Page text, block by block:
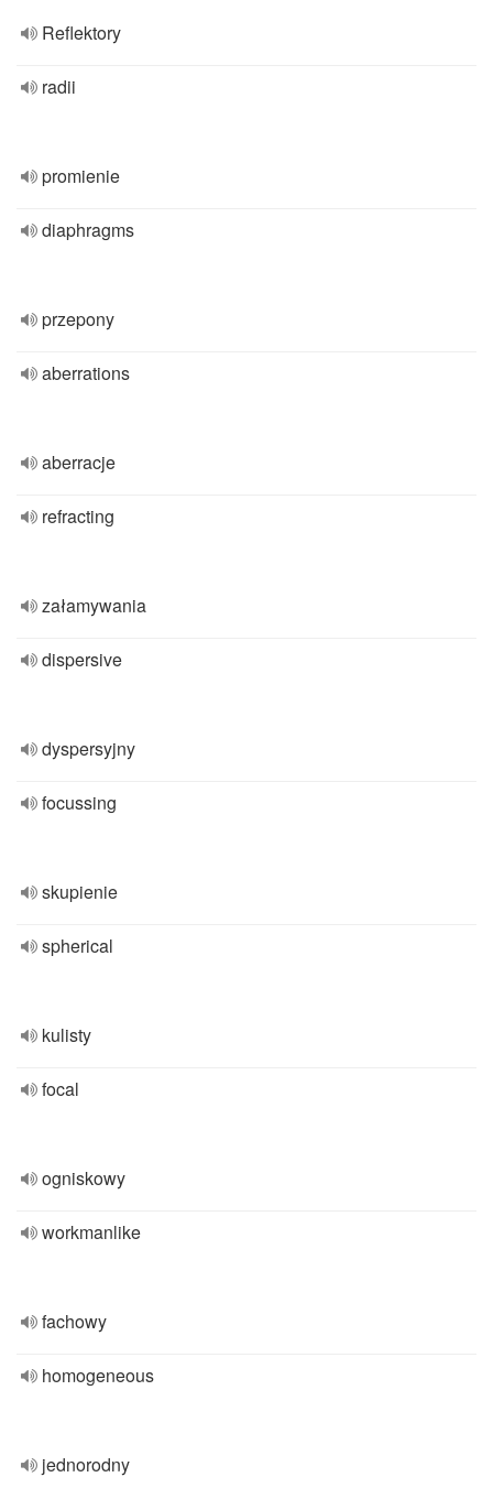
Reflektory
radii
promienie
diaphragms
przepony
aberrations
aberracje
refracting
załamywania
dispersive
dyspersyjny
focussing
skupienie
spherical
kulisty
focal
ogniskowy
workmanlike
fachowy
homogeneous
jednorodny